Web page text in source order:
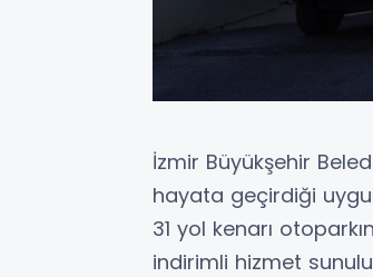
İzmir Büyükşehir
hayata geçirdiği
31 yol kenarı
indirimli hizmet